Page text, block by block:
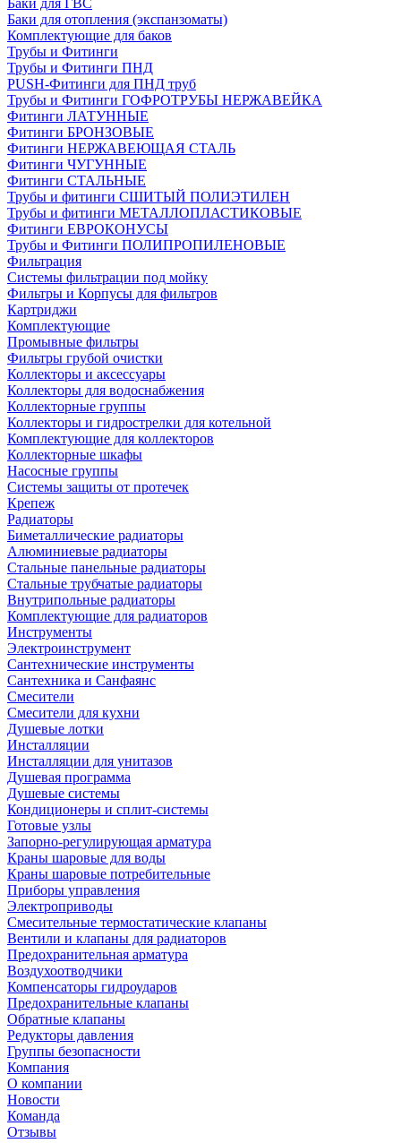
Баки для ГВС
Баки для отопления (экспанзоматы)
Комплектующие для баков
Трубы и Фитинги
Трубы и Фитинги ПНД
PUSH-Фитинги для ПНД труб
Трубы и Фитинги ГОФРОТРУБЫ НЕРЖАВЕЙКА
Фитинги ЛАТУННЫЕ
Фитинги БРОНЗОВЫЕ
Фитинги НЕРЖАВЕЮЩАЯ СТАЛЬ
Фитинги ЧУГУННЫЕ
Фитинги СТАЛЬНЫЕ
Трубы и фитинги СШИТЫЙ ПОЛИЭТИЛЕН
Трубы и фитинги МЕТАЛЛОПЛАСТИКОВЫЕ
Фитинги ЕВРОКОНУСЫ
Трубы и Фитинги ПОЛИПРОПИЛЕНОВЫЕ
Фильтрация
Системы фильтрации под мойку
Фильтры и Корпусы для фильтров
Картриджи
Комплектующие
Промывные фильтры
Фильтры грубой очистки
Коллекторы и аксессуары
Коллекторы для водоснабжения
Коллекторные группы
Коллекторы и гидрострелки для котельной
Комплектующие для коллекторов
Коллекторные шкафы
Насосные группы
Системы защиты от протечек
Крепеж
Радиаторы
Биметаллические радиаторы
Алюминиевые радиаторы
Стальные панельные радиаторы
Стальные трубчатые радиаторы
Внутрипольные радиаторы
Комплектующие для радиаторов
Инструменты
Электроинструмент
Сантехнические инструменты
Сантехника и Санфаянс
Смесители
Смесители для кухни
Душевые лотки
Инсталляции
Инсталляции для унитазов
Душевая программа
Душевые системы
Кондиционеры и сплит-системы
Готовые узлы
Запорно-регулирующая арматура
Краны шаровые для воды
Краны шаровые потребительные
Приборы управления
Электроприводы
Смесительные термостатические клапаны
Вентили и клапаны для радиаторов
Предохранительная арматура
Воздухоотводчики
Компенсаторы гидроударов
Предохранительные клапаны
Обратные клапаны
Редукторы давления
Группы безопасности
Компания
О компании
Новости
Команда
Отзывы